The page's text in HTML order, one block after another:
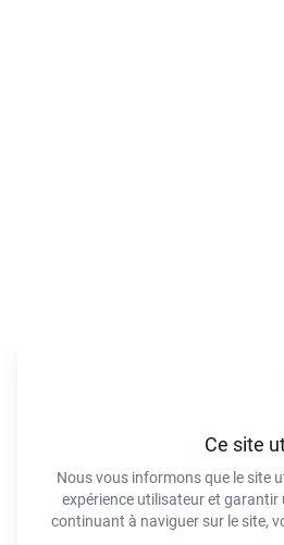
Ce site
Nous vous informons que le site
expérience utilisateur et
continuant à naviguer sur le site,